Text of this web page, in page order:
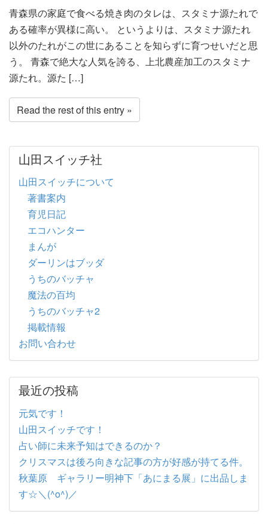
青森県の家庭で食べる焼き肉のタレは、スタミナ源たれで
ある確率が異様に高い。 というよりは、スタミナ源たれ
以外のたれがこの世にあることを知らずに育つせいだと思
う。 青森で絶大な人気を誇る、上北農産加工のスタミナ
源たれ。源た […]
Read the rest of this entry »
山田スイッチ社
山田スイッチについて
著書案内
育児日記
エコハンター
まんが
ダーリンはブッダ
うちのバッチャ
魔法の百均
うちのバッチャ2
掲載情報
お問い合わせ
最近の投稿
元気です！
山田スイッチです！
占い師に未来予知はできるのか？
クリスマスは後ろ向きな記事の方が好感が持てる件。
秋葉原 ギャラリー明神下「あにまる展」に出品しま
す☆＼(^o^)／